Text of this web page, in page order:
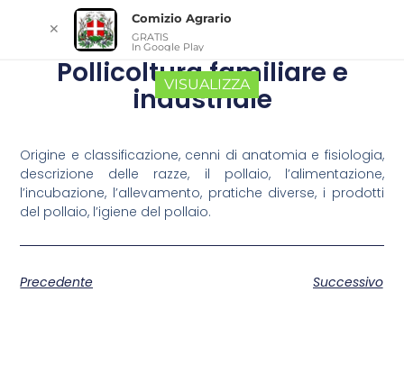
Pollicoltura familiare e
industriale
Origine e classificazione, cenni di anatomia e fisiologia,
descrizione delle razze, il pollaio, l’alimentazione,
l’incubazione, l’allevamento, pratiche diverse, i prodotti
del pollaio, l’igiene del pollaio.
Precedente Successivo
✕
Comizio Agrario
GRATIS
In Google Play
VISUALIZZA